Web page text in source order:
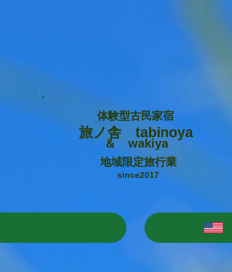
体験型古民家宿
旅ノ舎 tabinoya
＆ wakiya
地域限定旅行業
since2017